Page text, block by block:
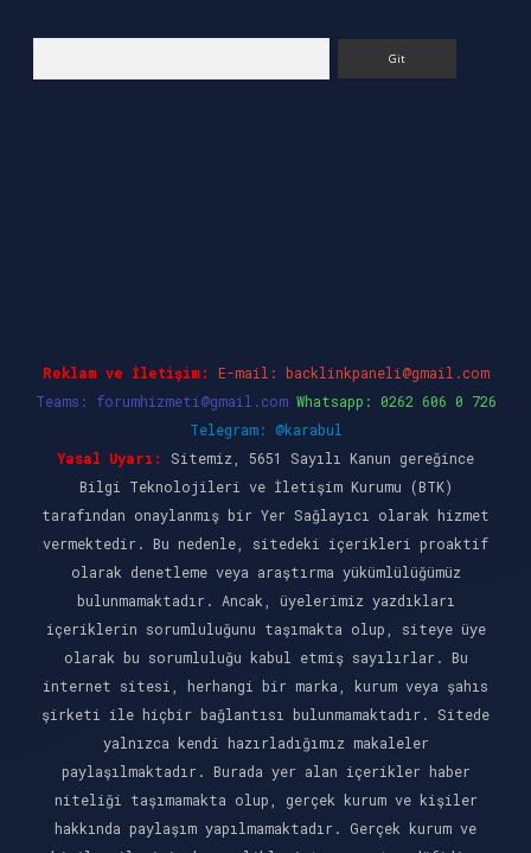
Reklam ve İletişim: E-mail: backlinkpaneli@gmail.com
Teams: forumhizmeti@gmail.com Whatsapp: 0262 606 0 726
Telegram: @karabul
Yasal Uyarı:
Sitemiz, 5651 Sayılı Kanun gereğince
Bilgi Teknolojileri ve İletişim Kurumu (BTK)
tarafından onaylanmış bir Yer Sağlayıcı olarak hizmet
vermektedir. Bu nedenle, sitedeki içerikleri proaktif
olarak denetleme veya araştırma yükümlülüğümüz
bulunmamaktadır. Ancak, üyelerimiz yazdıkları
içeriklerin sorumluluğunu taşımakta olup, siteye üye
olarak bu sorumluluğu kabul etmiş sayılırlar. Bu
internet sitesi, herhangi bir marka, kurum veya şahıs
şirketi ile hiçbir bağlantısı bulunmamaktadır. Sitede
yalnızca kendi hazırladığımız makaleler
paylaşılmaktadır. Burada yer alan içerikler haber
niteliği taşımamakta olup, gerçek kurum ve kişiler
hakkında paylaşım yapılmamaktadır. Gerçek kurum ve